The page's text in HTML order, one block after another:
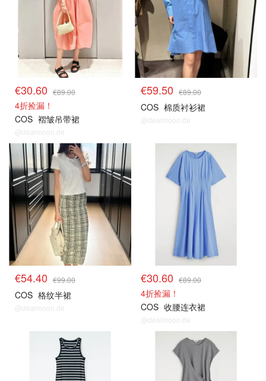
€30.60 €89.00
4折捡漏！
COS 褶皱吊带裙
@dealmoon.de
€59.50 €89.00
COS 棉质衬衫裙
@dealmoon.de
€54.40 €99.00
COS 格纹半裙
@dealmoon.de
€30.60 €89.00
4折捡漏！
COS 收腰连衣裙
@dealmoon.de